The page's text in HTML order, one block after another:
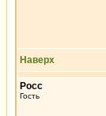
Наверх
Росс
Гость